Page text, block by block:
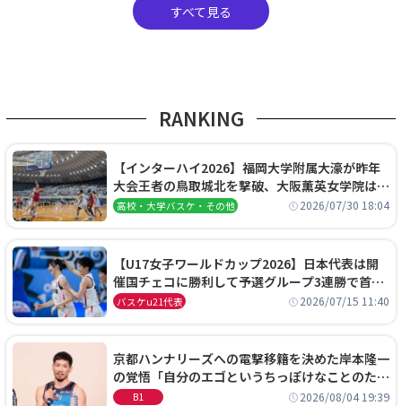
すべて見る
RANKING
【インターハイ2026】福岡大学附属大濠が昨年
大会王者の鳥取城北を撃破、大阪薫英女学院は岐
阜女子に完勝、大会3日目試合結果
高校・大学バスケ・その他 2026/07/30 18:04
【U17女子ワールドカップ2026】日本代表は開
催国チェコに勝利して予選グループ3連勝で首位
通過！準々決勝の相手はエジプトに決定
バスケu21代表 2026/07/15 11:40
京都ハンナリーズへの電撃移籍を決めた岸本隆一
の覚悟「自分のエゴというちっぽけなことのため
に、京都に来たわけではない」
B1 2026/08/04 19:39